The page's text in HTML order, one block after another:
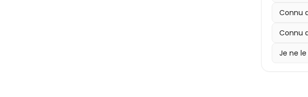
Connu
Connu
Je ne